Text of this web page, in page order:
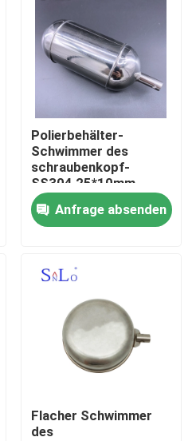
Polierbehälter-
Schwimmer des
schraubenkopf-
SS304 25*10mm
Anfrage absenden
Flacher Schwimmer
des